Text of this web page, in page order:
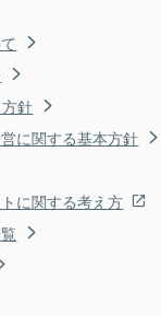
針
に関する基本方針
に関する考え方